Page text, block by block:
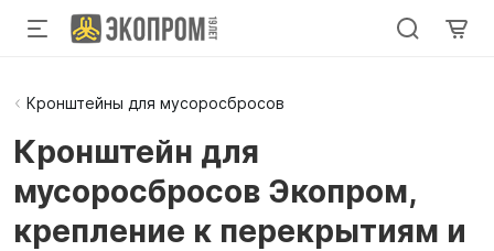
Кронштейны для мусоросбросов
Кронштейн для
мусоросбросов Экопром,
крепление к перекрытиям и